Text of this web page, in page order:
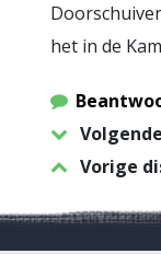
het in de
Vorige